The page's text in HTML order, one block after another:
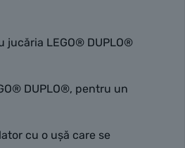
LEGO® DUPLO®
DUPLO®, pentru un
cu o ușă care se